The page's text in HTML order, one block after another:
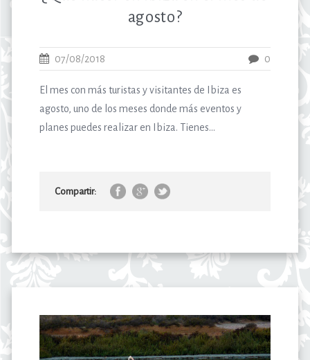
agosto?
07/08/2018 0
El mes con más turistas y visitantes de Ibiza es
agosto, uno de los meses donde más eventos y
planes puedes realizar en Ibiza. Tienes...
Compartir: